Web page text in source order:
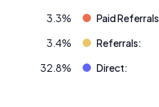
3.3% Paid Referrals
3.4% Referrals:
32.8% Direct: